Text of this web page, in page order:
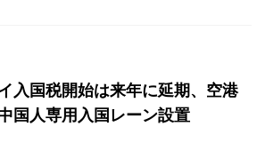
入国税開始は来年に延期、空港
国人専用入国レーン設置